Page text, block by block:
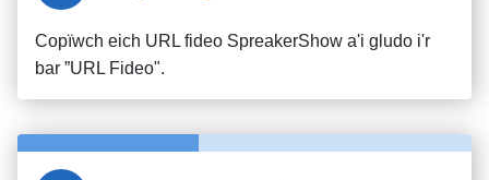
Copïwch eich URL fideo SpreakerShow a'i gludo i'r
bar ”URL Fideo".